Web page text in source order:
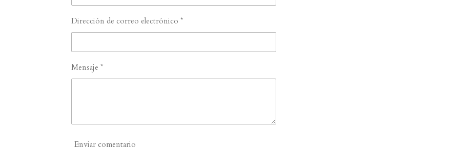
Dirección de correo electrónico *
Mensaje *
Enviar comentario